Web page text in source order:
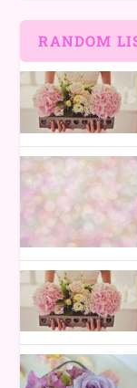
RANDOM